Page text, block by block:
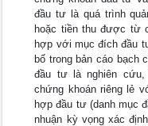
đầu tư là quá trình
hoặc tiền thu được từ
hợp với mục đích đầu
bố trong bản cáo bạch
đầu tư là nghiên
chứng khoán riêng lẻ
hợp đầu tư (danh mục
nhuận kỳ vọng xác